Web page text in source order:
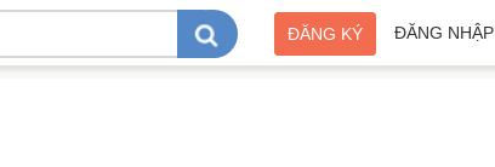
ĐĂNG NHẬP
ĐĂNG KÝ